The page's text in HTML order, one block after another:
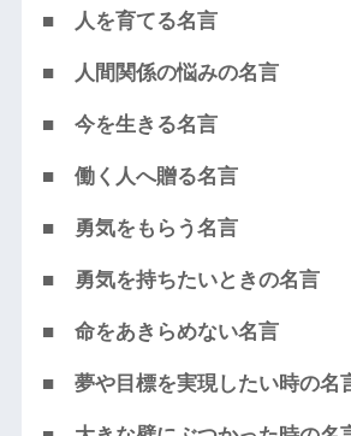
■ 人を育てる名言
■ 人間関係の悩みの名言
■ 今を生きる名言
■ 働く人へ贈る名言
■ 勇気をもらう名言
■ 勇気を持ちたいときの名言
■ 命をあきらめない名言
■ 夢や目標を実現したい時の名